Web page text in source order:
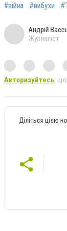
#війна #вибухи
Андрій
Журналіст
Авторизуйтесь,
Діліться цією